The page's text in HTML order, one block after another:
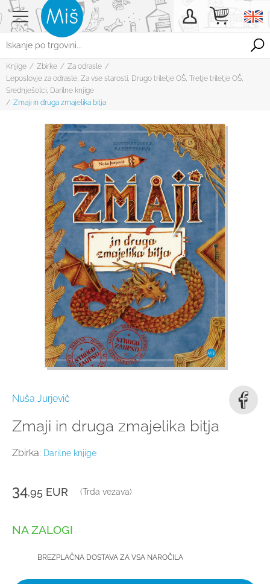
Knjige / Zbirke / Za odrasle /
Leposlovje za odrasle, Za vse starosti, Drugo triletje OŠ, Tretje triletje OŠ,
Srednješolci, Darilne knjige
/ Zmaji in druga zmajelika bitja
Nuša Jurjevič
Zmaji in druga zmajelika bitja
Zbirka: Darilne knjige
34,95 EUR (Trda vezava)
NA ZALOGI
BREZPLAČNA DOSTAVA ZA VSA NAROČILA